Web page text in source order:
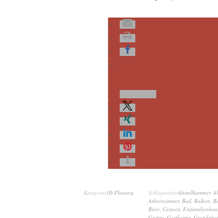
Kategorie3D-Planung SchlagwörterAbstellkammer,
Arbeitszimmer, Bad Balkon
Büro Carport